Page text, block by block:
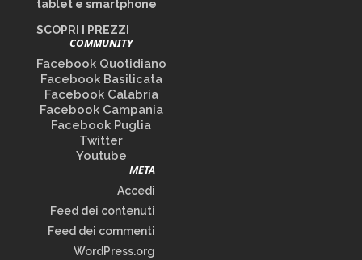
tablet e smartphone
SCOPRI I PREZZI
COMMUNITY
Facebook Quotidiano
Facebook Basilicata
Facebook Calabria
Facebook Campania
Facebook Puglia
Twitter
Youtube
META
Accedi
Feed dei contenuti
Feed dei commenti
WordPress.org